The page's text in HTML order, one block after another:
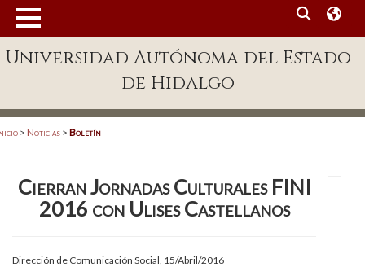
Enlaces
Patronato
Publicaciones en línea
Universidad Autónoma del Estado
de Hidalgo
> Noticias > Boletín
Cierran Jornadas Culturales FINI
2016 con Ulises Castellanos
Dirección de Comunicación Social, 15/Abril/2016